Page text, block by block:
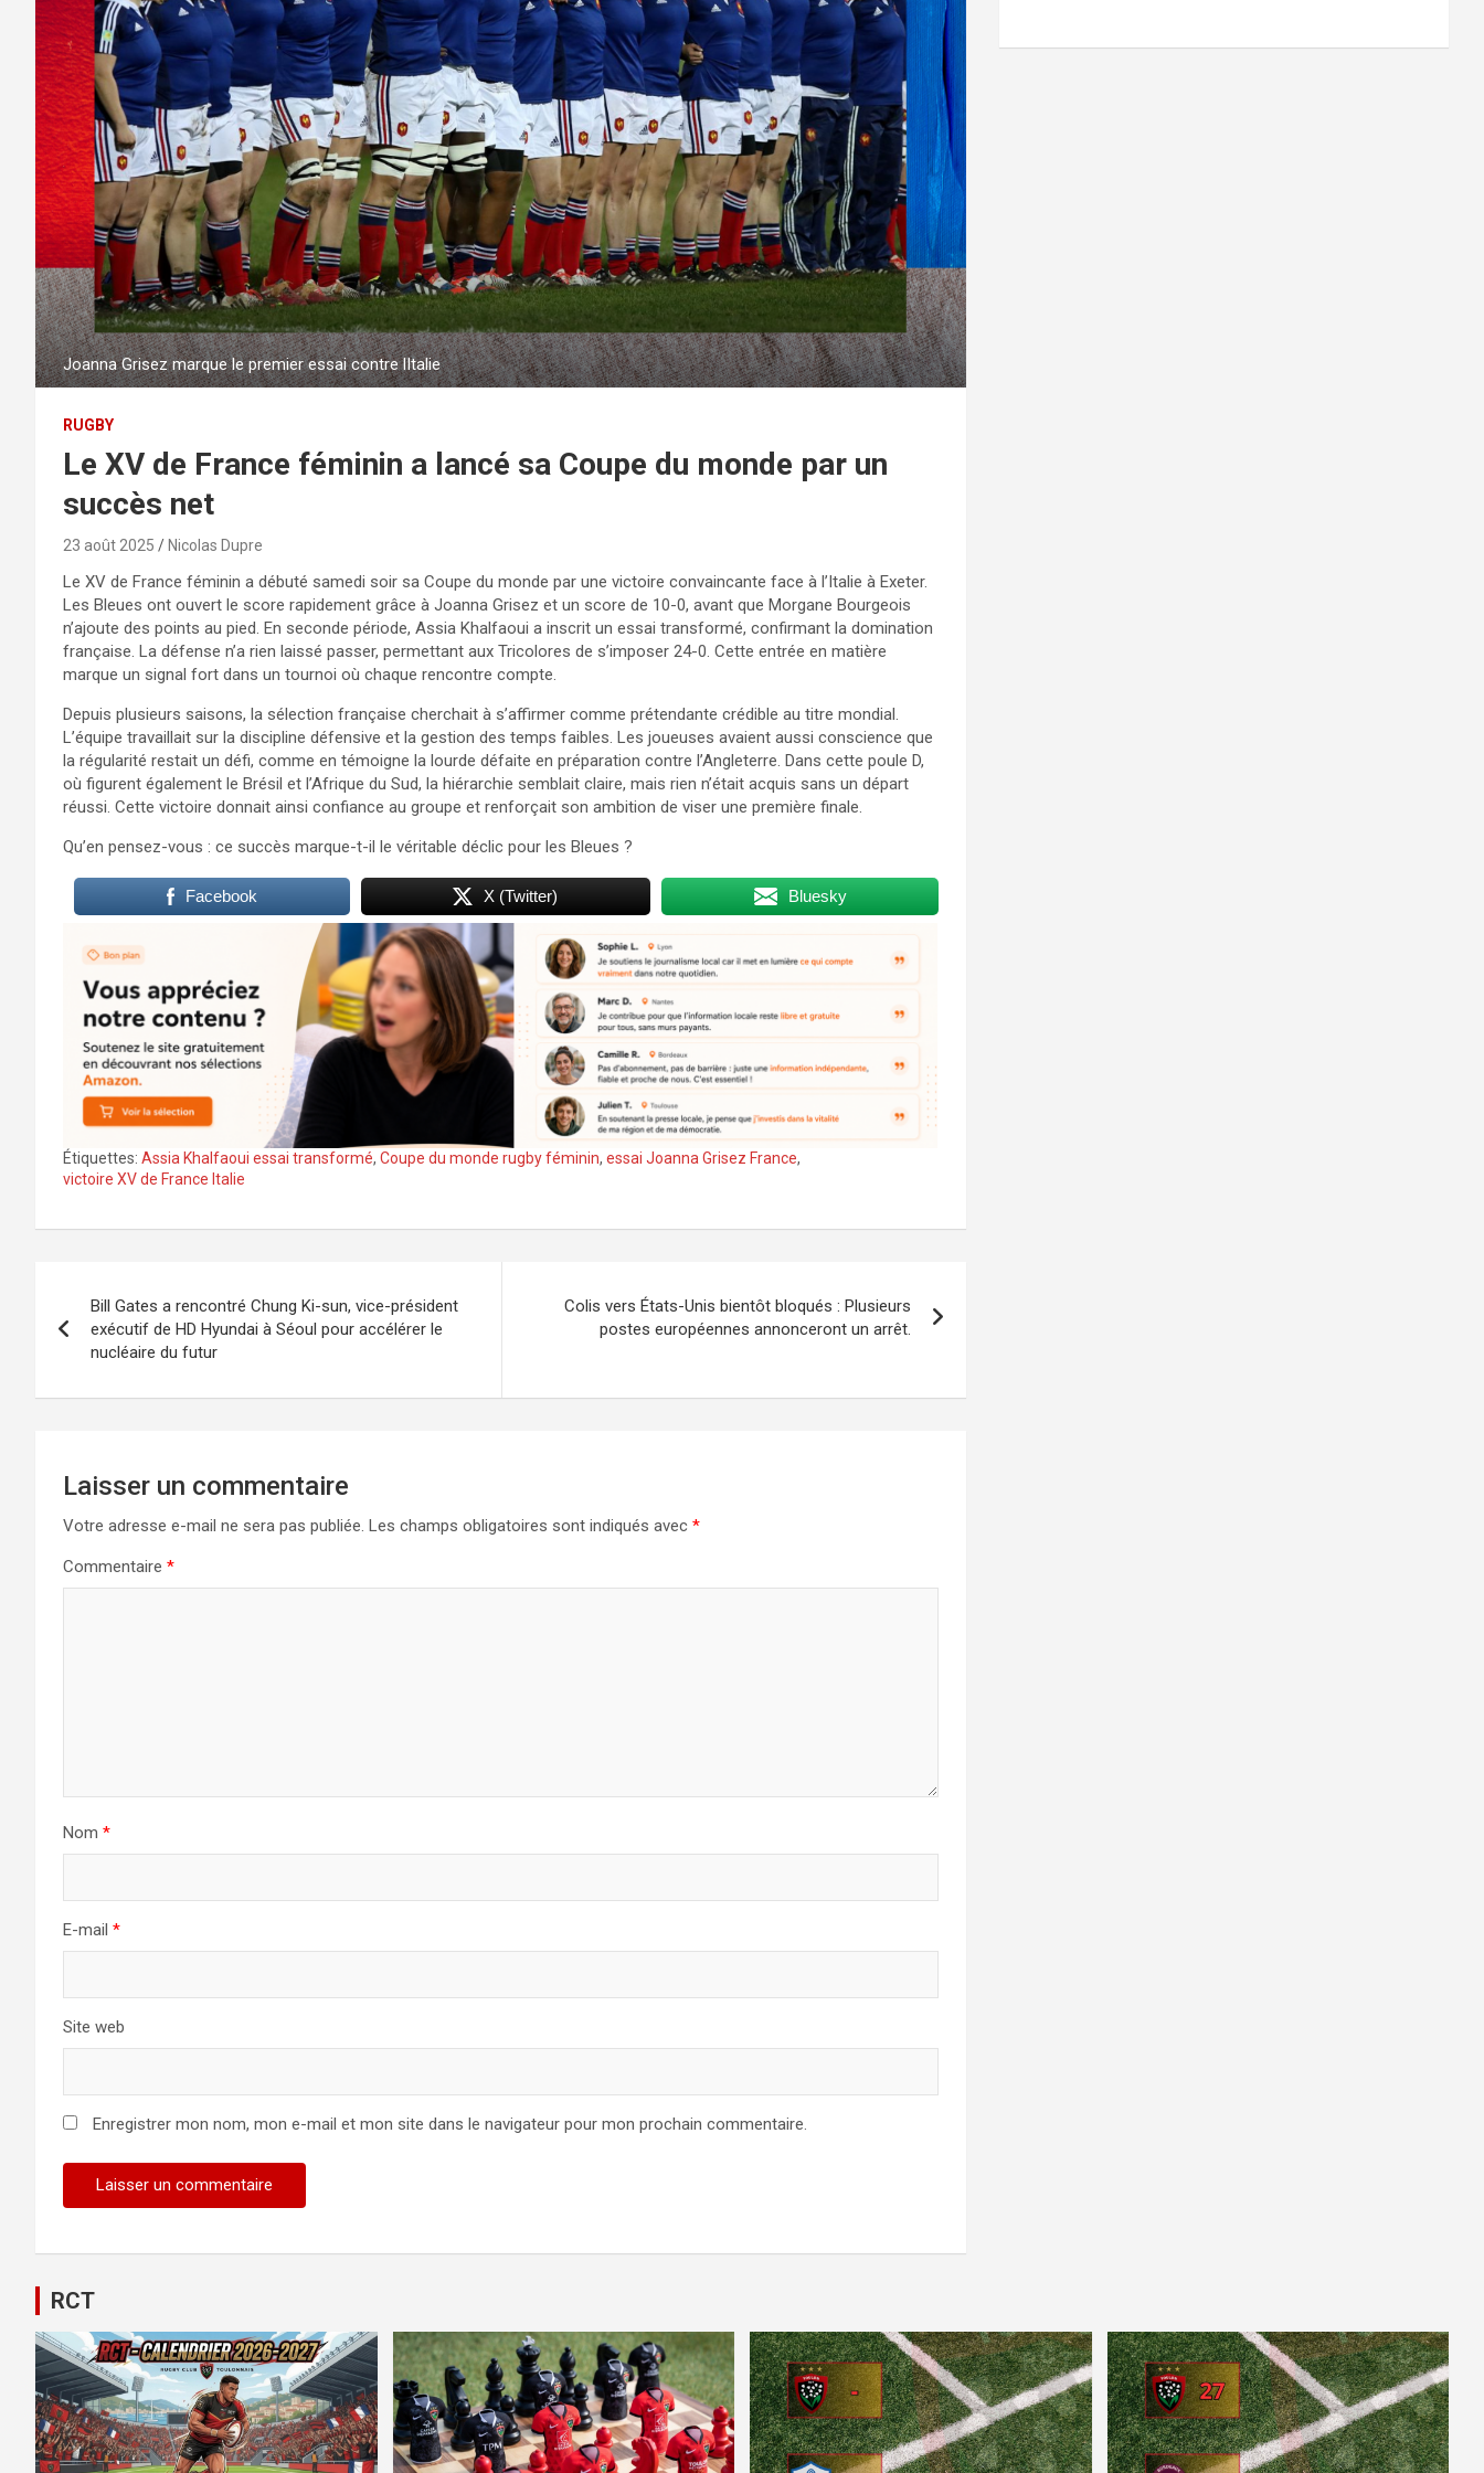
Joanna Grisez marque le premier essai contre lItalie
RUGBY
Le XV de France féminin a lancé sa Coupe du monde par un
succès net
23 août 2025 Nicolas Dupre
Le XV de France féminin a débuté samedi soir sa Coupe du monde par une victoire convaincante face à l’Italie à Exeter.
Les Bleues ont ouvert le score rapidement grâce à Joanna Grisez et un score de 10-0, avant que Morgane Bourgeois
n’ajoute des points au pied. En seconde période, Assia Khalfaoui a inscrit un essai transformé, confirmant la domination
française. La défense n’a rien laissé passer, permettant aux Tricolores de s’imposer 24-0. Cette entrée en matière
marque un signal fort dans un tournoi où chaque rencontre compte.
Depuis plusieurs saisons, la sélection française cherchait à s’affirmer comme prétendante crédible au titre mondial.
L’équipe travaillait sur la discipline défensive et la gestion des temps faibles. Les joueuses avaient aussi conscience que
la régularité restait un défi, comme en témoigne la lourde défaite en préparation contre l’Angleterre. Dans cette poule D,
où figurent également le Brésil et l’Afrique du Sud, la hiérarchie semblait claire, mais rien n’était acquis sans un départ
réussi. Cette victoire donnait ainsi confiance au groupe et renforçait son ambition de viser une première finale.
Qu’en pensez-vous : ce succès marque-t-il le véritable déclic pour les Bleues ?
Facebook X (Twitter) Bluesky
Étiquettes: Assia Khalfaoui essai transformé, Coupe du monde rugby féminin, essai Joanna Grisez France,
victoire XV de France Italie
de
Bill Gates a rencontré Chung Ki-sun, vice-président
exécutif de HD Hyundai à Séoul pour accélérer le
nucléaire du futur
Colis vers États-Unis bientôt bloqués : Plusieurs
postes européennes annonceront un arrêt.
Laisser un commentaire
Votre adresse e-mail ne sera pas publiée. Les champs obligatoires sont indiqués avec *
Commentaire *
Nom *
E-mail *
Site web
Enregistrer mon nom, mon e-mail et mon site dans le navigateur pour mon prochain commentaire.
RCT